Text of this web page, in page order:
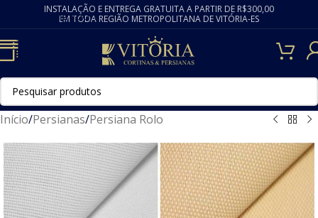
Skip to navigation
Skip to main content
INSTALAÇÃO E ENTREGA GRATUITA A PARTIR DE R$300,00
EM TODA REGIÃO METROPOLITANA DE VITÓRIA-ES
Início/Persianas/Persiana Rolo